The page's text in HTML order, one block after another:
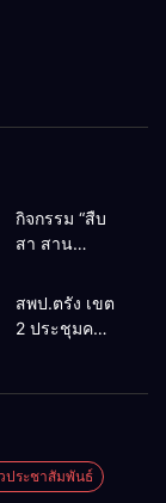
กิจกรรม “สืบ
สา สาน
ล้านนาวิถี สู่
โลกแห่งการ
เรียนรู้”
สันพระเนตร
สพป.ตรัง เขต
2 ประชุมคณะ
2569
ประชาสัมพันธ์